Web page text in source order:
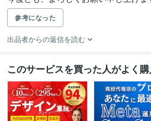
参考になった
出品者からの返信を読む
このサービスを買った人がよく